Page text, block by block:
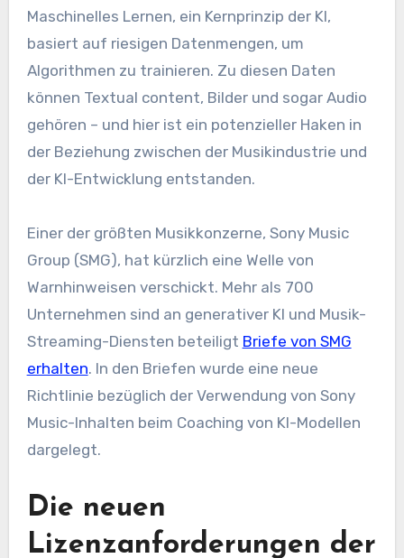
Maschinelles Lernen, ein Kernprinzip der KI,
basiert auf riesigen Datenmengen, um
Algorithmen zu trainieren. Zu diesen Daten
können Textual content, Bilder und sogar Audio
gehören – und hier ist ein potenzieller Haken in
der Beziehung zwischen der Musikindustrie und
der KI-Entwicklung entstanden.
Einer der größten Musikkonzerne, Sony Music
Group (SMG), hat kürzlich eine Welle von
Warnhinweisen verschickt. Mehr als 700
Unternehmen sind an generativer KI und Musik-
Streaming-Diensten beteiligt Briefe von SMG
erhalten. In den Briefen wurde eine neue
Richtlinie bezüglich der Verwendung von Sony
Music-Inhalten beim Coaching von KI-Modellen
dargelegt.
Die neuen
Lizenzanforderungen der